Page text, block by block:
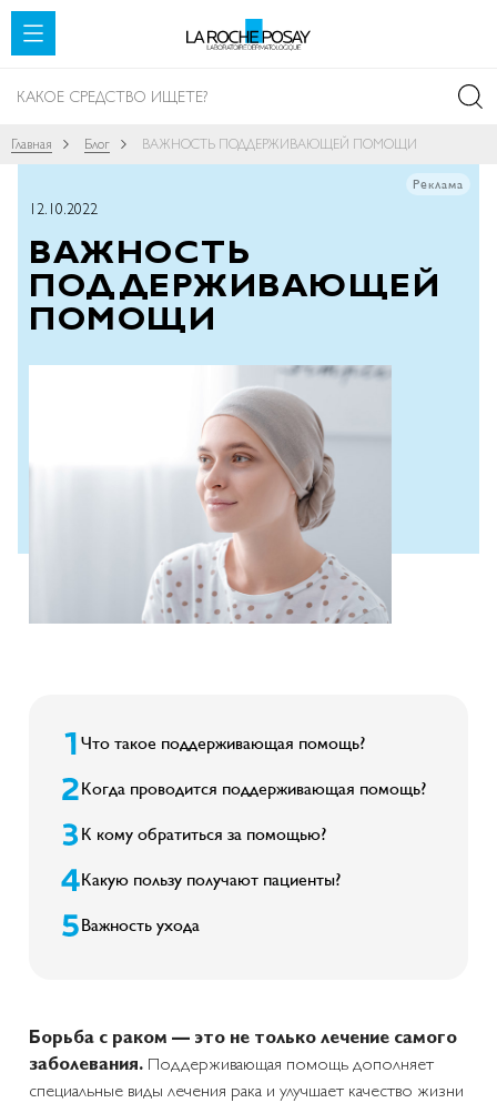
SKIP TO CONTENT
Главная Блог ВАЖНОСТЬ ПОДДЕРЖИВАЮЩЕЙ ПОМОЩИ
12.10.2022
ВАЖНОСТЬ
ПОДДЕРЖИВАЮЩЕЙ
ПОМОЩИ
Реклама
Что такое поддерживающая помощь?
Когда проводится поддерживающая помощь?
К кому обратиться за помощью?
Какую пользу получают пациенты?
Важность ухода
Борьба с раком — это не только лечение самого
заболевания. Поддерживающая помощь дополняет
специальные виды лечения рака и улучшает качество жизни